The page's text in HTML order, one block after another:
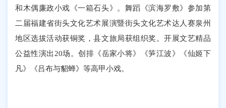
和木偶廉政小戏《一箱石头》。舞蹈《滨海罗敷》参加第
二届福建省街头文化艺术展演暨街头文化艺术达人赛泉州
地区选拔活动获铜奖，县文旅局获组织奖。开展文艺精品
公益性演出20场。创排《岳家小将》《笋江波》《仙姬下
凡》《吕布与貂蝉》等高甲小戏。